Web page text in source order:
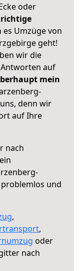
oder
richtige
es Umzüge von
geht!
wir die
Antworten auf
mein
denn wir
auf Ihre
nach
problemlos und
,
,
oder
nach